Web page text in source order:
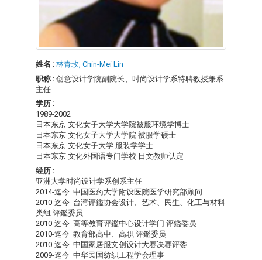
姓名 : 林青玫, Chin-Mei Lin
职称 : 创意设计学院副院长、时尚设计学系特聘教授兼系
主任
学历 :
1989-2002
日本东京 文化女子大学大学院被服环境学博士
日本东京 文化女子大学大学院 被服学硕士
日本东京 文化女子大学 服装学学士
日本东京 文化外国语专门学校 日文教师认定
经历 :
亚洲大学时尚设计学系创系主任
2014-迄今 中国医药大学附设医院医学研究部顾问
2010-迄今 台湾评鑑协会设计、艺术、民生、化工与材料
类组 评鑑委员
2010-迄今 高等教育评鑑中心设计学门 评鑑委员
2010-迄今 教育部高中、高职 评鑑委员
2010-迄今 中国家居服文创设计大赛决赛评委
2009-迄今 中华民国纺织工程学会理事